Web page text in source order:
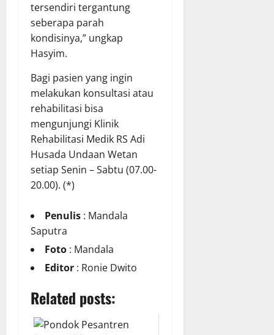
tersendiri tergantung
seberapa parah
kondisinya,” ungkap
Hasyim.
Bagi pasien yang ingin
melakukan konsultasi atau
rehabilitasi bisa
mengunjungi Klinik
Rehabilitasi Medik RS Adi
Husada Undaan Wetan
setiap Senin – Sabtu (07.00-
20.00). (*)
Penulis : Mandala
Saputra
Foto : Mandala
Editor : Ronie Dwito
Related posts: